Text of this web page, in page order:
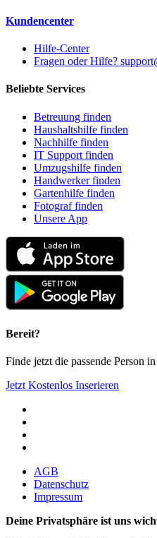
Kundencenter
Hilfe-Center
Fragen oder Hilfe?
Beliebte Services
Betreuung finden
Haushaltshilfe finden
Nachhilfe finden
IT Support finden
Umzugshilfe finden
Handwerker finden
Gartenhilfe finden
Fotograf finden
Unsere App
Bereit?
Finde jetzt die passende Person
Jetzt Kostenlos Inserieren
AGB
Datenschutz
Impressum
Deine Privatsphäre ist uns